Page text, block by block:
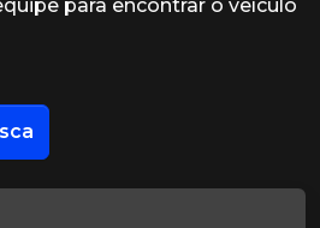
para encontrar o veículo